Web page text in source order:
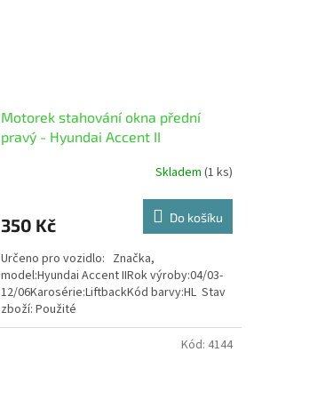
Motorek stahování okna přední
pravý - Hyundai Accent II
Skladem (1 ks)
350 Kč Do košíku
Určeno pro vozidlo: Značka,
model:Hyundai Accent IIRok výroby:04/03-
12/06Karosérie:LiftbackKód barvy:HL Stav
zboží: Použité
Kód: 4144